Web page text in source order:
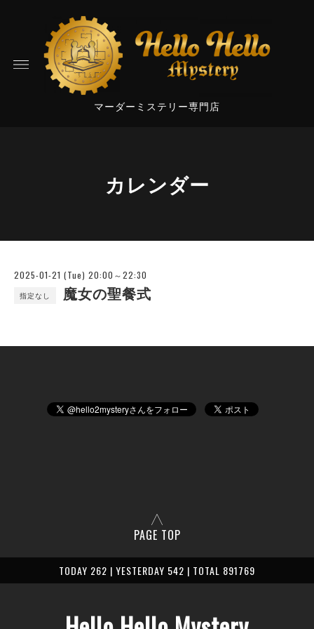
マーダーミステリー専門店
カレンダー
2025-01-21 (Tue) 20:00～22:30
指定なし 魔女の聖餐式
PAGE TOP
TODAY 262 | YESTERDAY 542 | TOTAL 891769